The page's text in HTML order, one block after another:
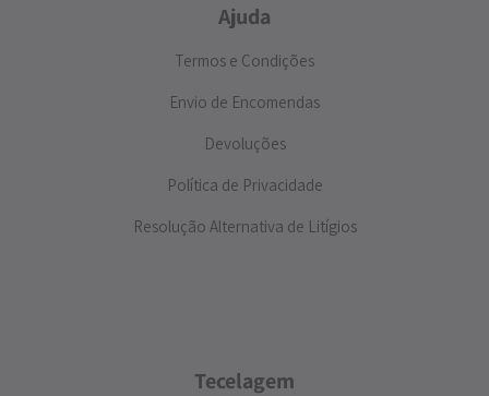
Ajuda
Termos e Condições
Envio de Encomendas
Devoluções
Política de Privacidade
Resolução Alternativa de Litígios
Tecelagem